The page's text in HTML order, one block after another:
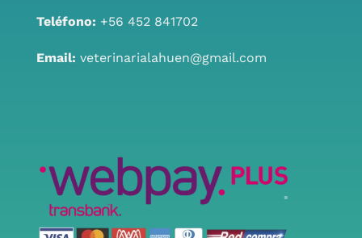
Teléfono: +56 452 841702
Email: veterinarialahuen@gmail.com